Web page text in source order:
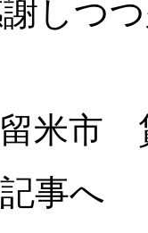
しつ
市
記事